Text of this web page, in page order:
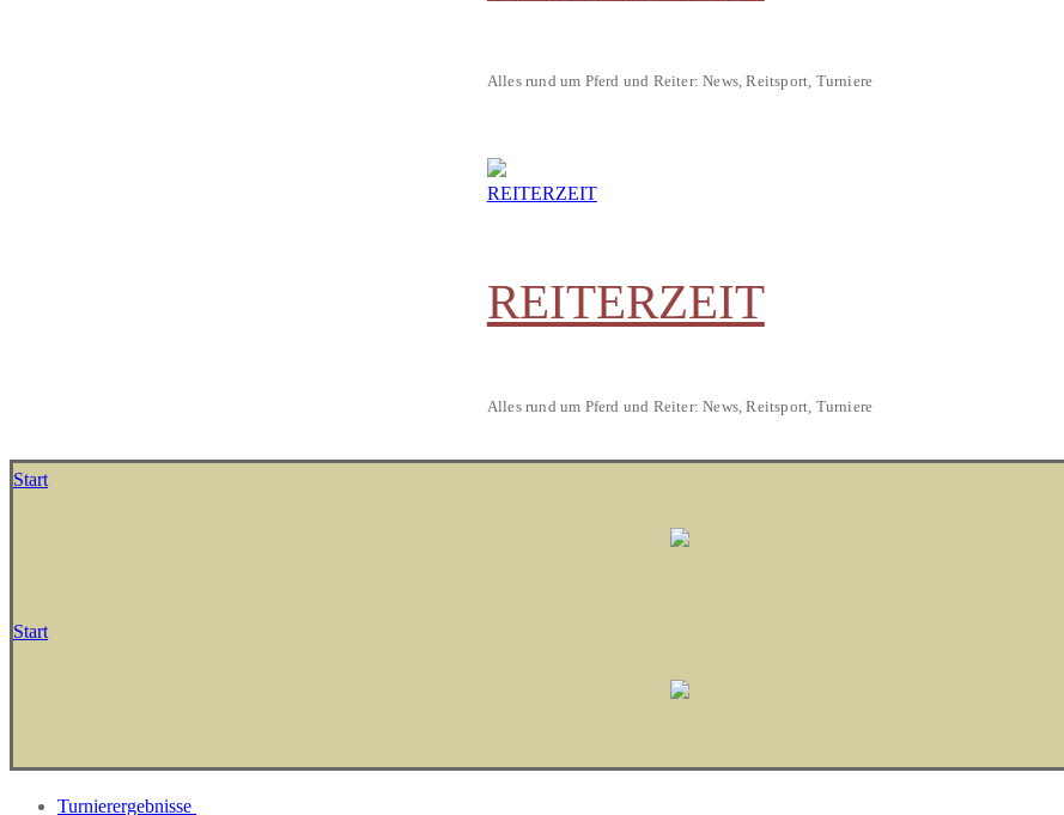
Alles rund um Pferd und Reiter: News, Reitsport, Turniere
REITERZEIT
Alles rund um Pferd und Reiter: News, Reitsport, Turniere
Start
Start
Turnierergebnisse